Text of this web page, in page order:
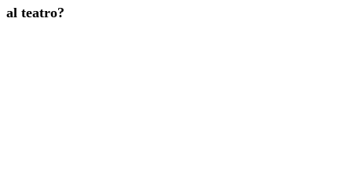
al teatro?